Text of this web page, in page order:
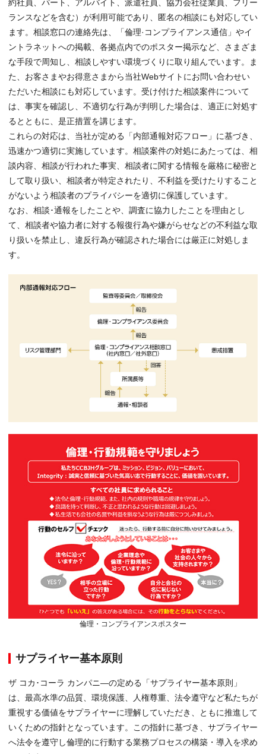
約社員、パート、アルバイト、派遣社員、協力会社従業員、フリー
ランスなどを含む）が利用可能であり、匿名の相談にも対応してい
ます。相談窓口の連絡先は、「倫理·コンプライアンス通信」やイ
ントラネットへの掲載、各拠点内でのポスター掲示など、さまざま
な手段で周知し、相談しやすい環境づくりに取り組んでいます。ま
た、お客さまやお得意さまから当社Webサイトにお問い合わせい
ただいた相談にも対応しています。受け付けた相談案件について
は、事実を確認し、不適切な行為が判明した場合は、適正に対処す
るとともに、是正措置を講じます。
これらの対応は、当社が定める「内部通報対応フロー」に基づき、
迅速かつ適切に実施しています。相談案件の対処にあたっては、相
談内容、相談が行われた事実、相談者に関する情報を厳格に秘密と
して取り扱い、相談者が特定されたり、不利益を受けたりすること
がないよう相談者のプライバシーを適切に保護しています。
なお、相談･通報をしたことや、調査に協力したことを理由とし
て、相談者や協力者に対する報復行為や嫌がらせなどの不利益な取
り扱いを禁止し、違反行為が確認された場合には厳正に対処しま
す。
倫理・コンプライアンスポスター
サプライヤー基本原則
ザ コカ･コーラ カンパニ―の定める「サプライヤー基本原則」
は、最高水準の品質、環境保護、人権尊重、法令遵守など私たちが
重視する価値をサプライヤーに理解していただき、ともに推進して
いくための指針となっています。この指針に基づき、サプライヤー
へ法令を遵守し倫理的に行動する業務プロセスの構築・導入を求め